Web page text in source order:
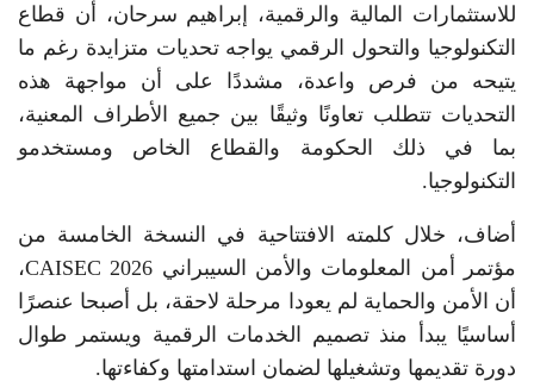
للاستثمارات المالية والرقمية، إبراهيم سرحان، أن قطاع
التكنولوجيا والتحول الرقمي يواجه تحديات متزايدة رغم ما
يتيحه من فرص واعدة، مشددًا على أن مواجهة هذه
التحديات تتطلب تعاونًا وثيقًا بين جميع الأطراف المعنية،
بما في ذلك الحكومة والقطاع الخاص ومستخدمو
التكنولوجيا.
أضاف، خلال كلمته الافتتاحية في النسخة الخامسة من
مؤتمر أمن المعلومات والأمن السيبراني CAISEC 2026،
أن الأمن والحماية لم يعودا مرحلة لاحقة، بل أصبحا عنصرًا
أساسيًا يبدأ منذ تصميم الخدمات الرقمية ويستمر طوال
دورة تقديمها وتشغيلها لضمان استدامتها وكفاءتها.